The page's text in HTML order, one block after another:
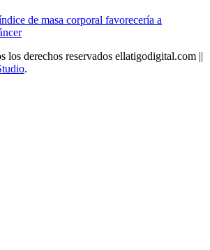
de masa corporal favorecería a
derechos reservados ellatigodigital.com ||
.